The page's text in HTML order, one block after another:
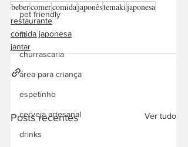
pet friendly
fit
churrascaria
área para criança
espetinho
cerveja artesanal
drinks
bebercomercomidajaponêstemakijaponesa
restaurante
comida japonesa
jantar
Posts recentes Ver tudo